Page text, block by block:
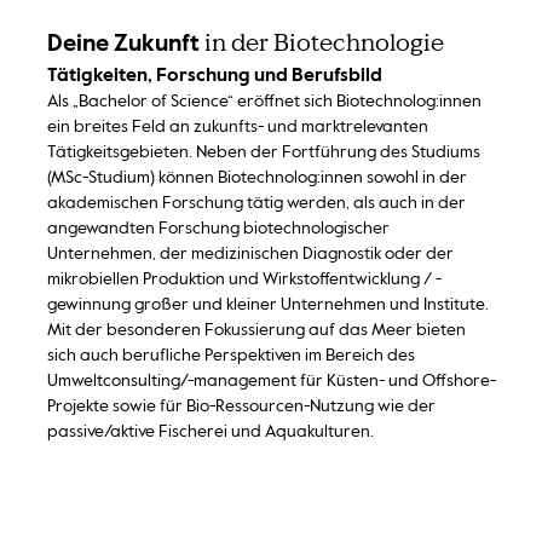
Deine Zukunft in der Biotechnologie
Tätigkeiten, Forschung und Berufsbild
Als „Bachelor of Science“ eröffnet sich Biotechnolog:innen
ein breites Feld an zukunfts- und marktrelevanten
Tätigkeitsgebieten. Neben der Fortführung des Studiums
(MSc-Studium) können Biotechnolog:innen sowohl in der
akademischen Forschung tätig werden, als auch in der
angewandten Forschung biotechnologischer
Unternehmen, der medizinischen Diagnostik oder der
mikrobiellen Produktion und Wirkstoffentwicklung / -
gewinnung großer und kleiner Unternehmen und Institute.
Mit der besonderen Fokussierung auf das Meer bieten
sich auch berufliche Perspektiven im Bereich des
Umweltconsulting/-management für Küsten- und Offshore-
Projekte sowie für Bio-Ressourcen-Nutzung wie der
passive/aktive Fischerei und Aquakulturen.